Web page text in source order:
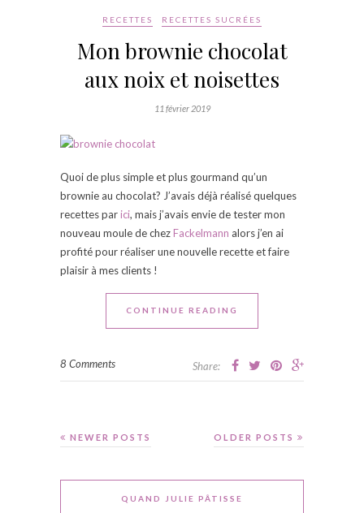
RECETTES RECETTES SUCRÉES
Mon brownie chocolat
aux noix et noisettes
11 février 2019
Quoi de plus simple et plus gourmand qu’un
brownie au chocolat? J’avais déjà réalisé quelques
recettes parici, mais j’avais envie de tester mon
nouveau moule de chezFackelmann alors j’en ai
profité pour réaliser une nouvelle recette et faire
plaisir à mes clients !
CONTINUE READING
8 Comments Share:
OLDER POSTS
NEWER POSTS
QUAND JULIE PÂTISSE